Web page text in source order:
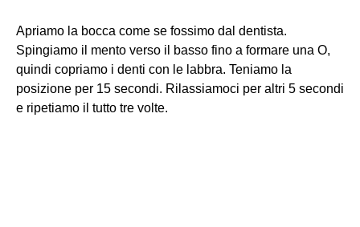
Apriamo la bocca come se fossimo dal dentista.
Spingiamo il mento verso il basso fino a formare una O,
quindi copriamo i denti con le labbra. Teniamo la
posizione per 15 secondi. Rilassiamoci per altri 5 secondi
e ripetiamo il tutto tre volte.